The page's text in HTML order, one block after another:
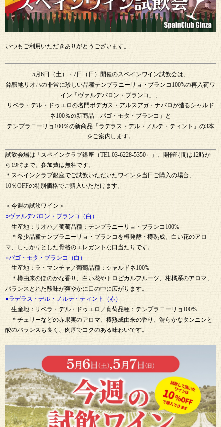
いつもご利用いただきありがとうございます。
5月6日（土）・7日（日）開催のスペインワイン試飲会は、
銘醸地リオハの非常に珍しい品種テンプラニーリョ・ブランコ100%の再入荷ワ
イン「ヴァルデバロン・ブランコ」、
リベラ・デル・ドゥエロの名門ボデガス・アルスアガ・ナバロが造るシャルド
ネ100％の新商品「パゴ・モタ・ブランコ」と
テンプラニーリョ100％の新商品「ラデラス・デル・ノルテ・ティント」の3本
をご案内します。
試飲会場は「スペインクラブ銀座（TEL.03-6228-5350）」、開催時間は12時か
ら19時まで。参加費は無料です。
＊スペインクラブ銀座でご試飲いただいたワインを当日ご購入の場合、
10％OFFの特別価格でご購入いただけます。
＜今週の試飲ワイン＞
○ヴァルデバロン・ブランコ（白）
生産地：リオハ／葡萄品種：テンプラニーリョ・ブランコ100%
＊希少品種テンプラニーリョ・ブランコを樽発酵・樽熟成。白い花のアロ
マ、しっかりとした骨格のエレガントな口当たりです。
○パゴ・モタ・ブランコ（白）
生産地：ラ・マンチャ／葡萄品種：シャルドネ100%
＊樽由来のほのかな香り、白い花やトロピカルフルーツ、柑橘系のアロマ、
バランスとれた酸味が爽やかに口の中に広がります。
●ラデラス・デル・ノルテ・ティント（赤）
生産地：リベラ・デル・ドゥエロ／葡萄品種：テンプラニーリョ100%
＊チェリーなどの赤果実のアロマ、樽熟成由来の香り、滑らかなタンニンと
酸のバランスも良く、肉厚でコクのある味わいです。